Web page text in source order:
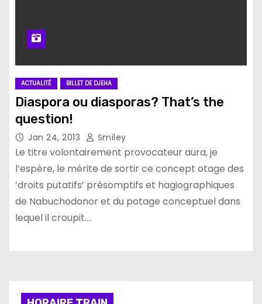
ACTUALITÉ BILLET DE DJEHA
Diaspora ou diasporas? That’s the
question!
Jan 24, 2013 Smiley
Le titre volontairement provocateur aura, je
l’espère, le mérite de sortir ce concept otage des
‘droits putatifs’ présomptifs et hagiographiques
de Nabuchodonor et du potage conceptuel dans
lequel il croupit.…